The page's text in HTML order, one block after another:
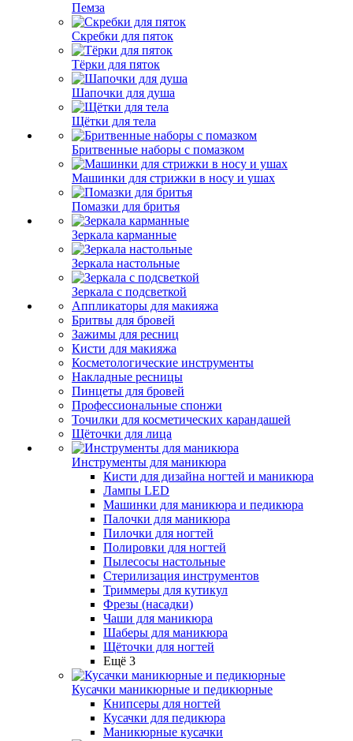
Пемза
Скребки для пяток
Тёрки для пяток
Шапочки для душа
Щётки для тела
Бритвенные наборы с помазком
Машинки для стрижки в носу и ушах
Помазки для бритья
Зеркала карманные
Зеркала настольные
Зеркала с подсветкой
Аппликаторы для макияжа
Бритвы для бровей
Зажимы для ресниц
Кисти для макияжа
Косметологические инструменты
Накладные ресницы
Пинцеты для бровей
Профессиональные спонжи
Точилки для косметических карандашей
Щёточки для лица
Инструменты для маникюра
Кисти для дизайна ногтей и маникюра
Лампы LED
Машинки для маникюра и педикюра
Палочки для маникюра
Пилочки для ногтей
Полировки для ногтей
Пылесосы настольные
Стерилизация инструментов
Триммеры для кутикул
Фрезы (насадки)
Чаши для маникюра
Шаберы для маникюра
Щёточки для ногтей
Ещё 3
Кусачки маникюрные и педикюрные
Книпсеры для ногтей
Кусачки для педикюра
Маникюрные кусачки